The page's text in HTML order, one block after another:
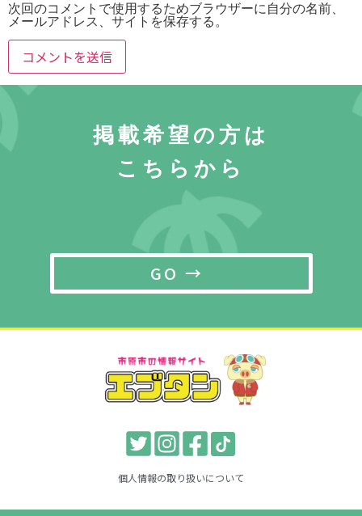
次回のコメントで使用するためブラウザーに自分の名前、
メールアドレス、サイトを保存する。
掲載希望の方は
こちらから
GO →
個人情報の取り扱いについて